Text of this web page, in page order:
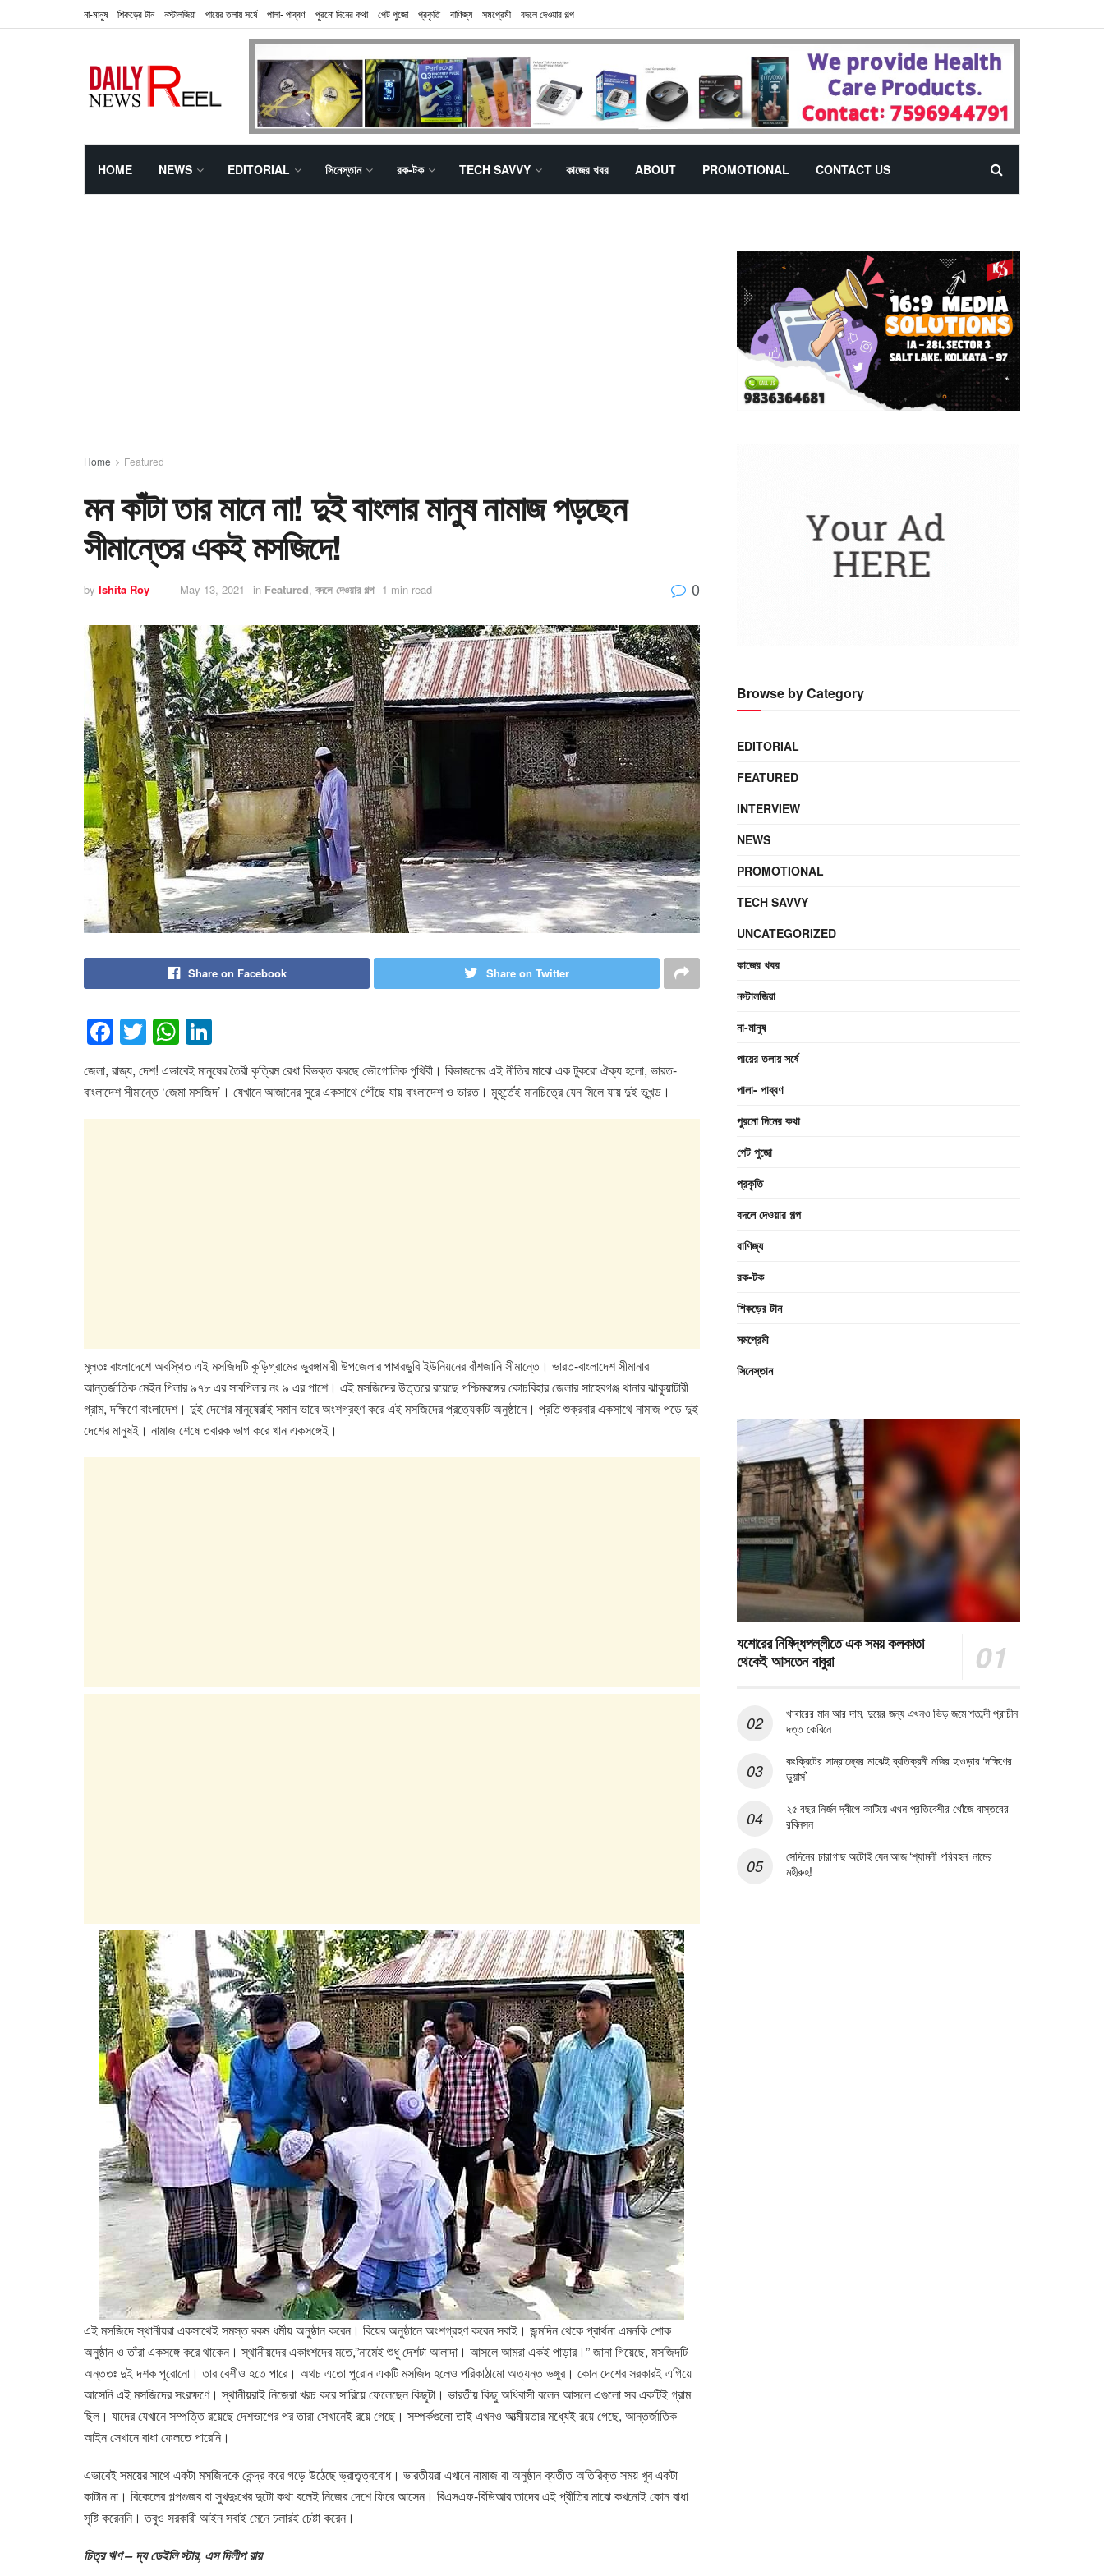
না-মানুষ শিকড়ের টান নস্টালজিয়া পায়ের তলায় সর্ষে পালা- পাব্বণ পুরনো দিনের কথা পেট পুজো প্রকৃতি বাণিজ্য সমপ্রেমী বদলে দেওয়ার গল্প
HOME NEWS EDITORIAL সিনেস্তান রক-টক TECH SAVVY কাজের খবর ABOUT PROMOTIONAL CONTACT US
Home Featured
মন কাঁটা তার মানে না! দুই বাংলার মানুষ নামাজ পড়ছেন
সীমান্তের একই মসজিদে!
by Ishita Roy May 13, 2021 in Featured, বদলে দেওয়ার গল্প 1 min read 0
Share on Facebook Share on Twitter
F
a
c
e
T
wi
tt
er
W
h
at
s
n
k
e
জেলা, রাজ্য, দেশ! এভাবেই মানুষের তৈরী কৃত্রিম রেখা বিভক্ত করছে ভৌগোলিক পৃথিবী। বিভাজনের এই নীতির মাঝে এক টুকরো ঐক্য হলো, ভারত-
বাংলাদেশ সীমান্তে ‘জেমা মসজিদ’। যেখানে আজানের সুরে একসাথে পৌঁছে যায় বাংলাদেশ ও ভারত। মুহূর্তেই মানচিত্রে যেন মিলে যায় দুই ভূখন্ড।
মূলতঃ বাংলাদেশে অবস্থিত এই মসজিদটি কুড়িগ্রামের ভুরঙ্গামারী উপজেলার পাথরডুবি ইউনিয়নের বাঁশজানি সীমান্তে। ভারত-বাংলাদেশ সীমানার
আন্তর্জাতিক মেইন পিলার ৯৭৮ এর সাবপিলার নং ৯ এর পাশে। এই মসজিদের উত্তরে রয়েছে পশ্চিমবঙ্গের কোচবিহার জেলার সাহেবগঞ্জ থানার ঝাকুয়াটারী
গ্রাম, দক্ষিণে বাংলাদেশ। দুই দেশের মানুষেরাই সমান ভাবে অংশগ্রহণ করে এই মসজিদের প্রত্যেকটি অনুষ্ঠানে। প্রতি শুক্রবার একসাথে নামাজ পড়ে দুই
দেশের মানুষই। নামাজ শেষে তবারক ভাগ করে খান একসঙ্গেই।
এই মসজিদে স্থানীয়রা একসাথেই সমস্ত রকম ধর্মীয় অনুষ্ঠান করেন। বিয়ের অনুষ্ঠানে অংশগ্রহণ করেন সবাই। জন্মদিন থেকে প্রার্থনা এমনকি শোক
অনুষ্ঠান ও তাঁরা একসঙ্গে করে থাকেন। স্থানীয়দের একাংশদের মতে,”নামেই শুধু দেশটা আলাদা। আসলে আমরা একই পাড়ার।” জানা গিয়েছে, মসজিদটি
অন্ততঃ দুই দশক পুরোনো। তার বেশীও হতে পারে। অথচ এতো পুরোন একটি মসজিদ হলেও পরিকাঠামো অত্যন্ত ভঙ্গুর। কোন দেশের সরকারই এগিয়ে
আসেনি এই মসজিদের সংরক্ষণে। স্থানীয়রাই নিজেরা খরচ করে সারিয়ে ফেলেছেন কিছুটা। ভারতীয় কিছু অধিবাসী বলেন আসলে এগুলো সব একটিই গ্রাম
ছিল। যাদের যেখানে সম্পত্তি রয়েছে দেশভাগের পর তারা সেখানেই রয়ে গেছে। সম্পর্কগুলো তাই এখনও আত্মীয়তার মধ্যেই রয়ে গেছে, আন্তর্জাতিক
আইন সেখানে বাধা ফেলতে পারেনি।
এভাবেই সময়ের সাথে একটা মসজিদকে কেন্দ্র করে গড়ে উঠেছে ভ্রাতৃত্ববোধ। ভারতীয়রা এখানে নামাজ বা অনুষ্ঠান ব্যতীত অতিরিক্ত সময় খুব একটা
কাটান না। বিকেলের গল্পগুজব বা সুখদুঃখের দুটো কথা বলেই নিজের দেশে ফিরে আসেন। বিএসএফ-বিডিআর তাদের এই প্রীতির মাঝে কখনোই কোন বাধা
সৃষ্টি করেননি। তবুও সরকারী আইন সবাই মেনে চলারই চেষ্টা করেন।
চিত্র ঋণ – দ্য ডেইলি স্টার, এস দিলীপ রায়
Browse by Category
EDITORIAL
FEATURED
INTERVIEW
NEWS
PROMOTIONAL
TECH SAVVY
UNCATEGORIZED
কাজের খবর
নস্টালজিয়া
না-মানুষ
পায়ের তলায় সর্ষে
পালা- পাব্বণ
পুরনো দিনের কথা
পেট পুজো
প্রকৃতি
বদলে দেওয়ার গল্প
বাণিজ্য
রক-টক
শিকড়ের টান
সমপ্রেমী
সিনেস্তান
যশোরের নিষিদ্ধপল্লীতে এক সময় কলকাতা
থেকেই আসতেন বাবুরা
খাবারের মান আর দাম, দুয়ের জন্য এখনও ভিড় জমে শতাব্দী প্রাচীন
দত্ত কেবিনে
কংক্রিটের সাম্রাজ্যের মাঝেই ব্যতিক্রমী নজির হাওড়ার ‘দক্ষিণের
ডুয়ার্স’
২৫ বছর নির্জন দ্বীপে কাটিয়ে এখন প্রতিবেশীর খোঁজে বাস্তবের
রবিনসন
সেদিনের চারাগাছ অটোই যেন আজ ‘শ্যামলী পরিবহন’ নামের
মহীরুহ!